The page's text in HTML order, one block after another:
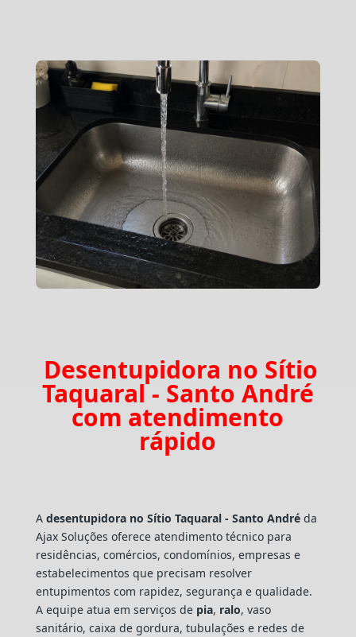
Desentupidora no Sítio
Taquaral - Santo André
com atendimento
rápido
A desentupidora no Sítio Taquaral - Santo Andréda
Ajax Soluções oferece atendimento técnico para
residências, comércios, condomínios, empresas e
estabelecimentos que precisam resolver
entupimentos com rapidez, segurança e qualidade.
A equipe atua em serviços de pia, ralo, vaso
sanitário, caixa de gordura, tubulações e redes de